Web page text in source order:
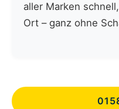
aller Marken
Ort – ganz ohne